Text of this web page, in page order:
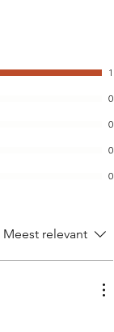
1
0
0
0
0
Meest relevant